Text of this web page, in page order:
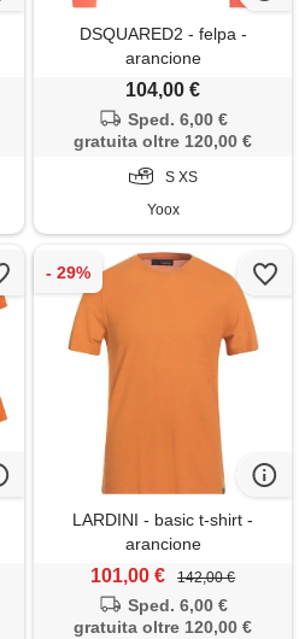
DSQUARED2 - felpa -
arancione
104,00 €
Sped. 6,00 €
gratuita oltre 120,00 €
S XS
Yoox
LARDINI - basic t-shirt -
arancione
101,00 € 142,00 €
Sped. 6,00 €
gratuita oltre 120,00 €